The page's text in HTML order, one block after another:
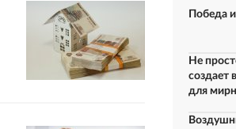
Победа
Не
создает
для